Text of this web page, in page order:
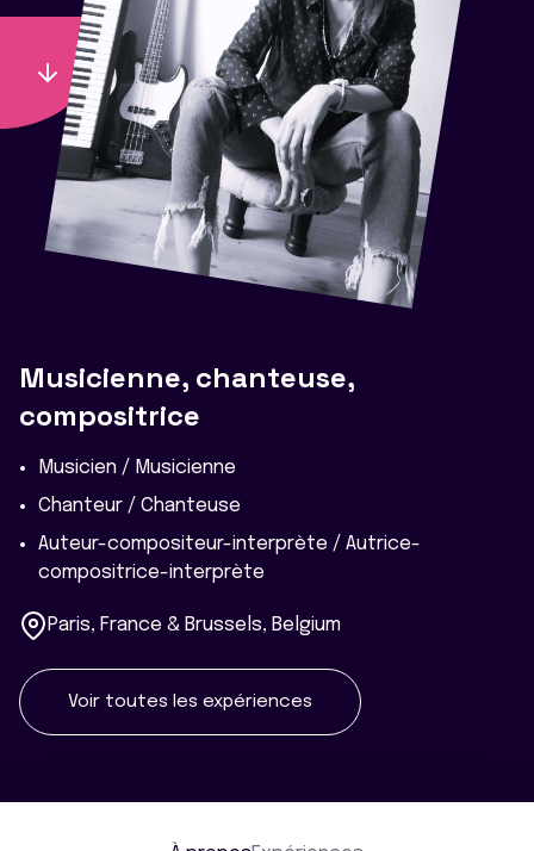
Musicienne, chanteuse,
compositrice
Musicien / Musicienne
Chanteur / Chanteuse
Auteur-compositeur-interprète / Autrice-
compositrice-interprète
Paris, France & Brussels, Belgium
Voir toutes les expériences